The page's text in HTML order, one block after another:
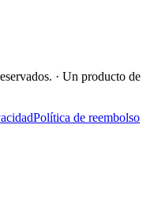
· Un producto de
Política de reembolso